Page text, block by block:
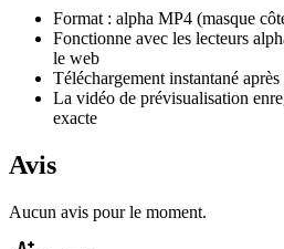
Format : alpha MP4 (masque
Fonctionne avec les lecteurs
le web
Téléchargement instantané
La vidéo de prévisualisation
exacte
Avis
Aucun avis pour le moment.